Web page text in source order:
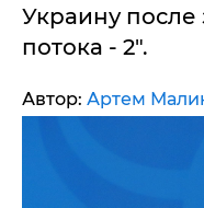
Украину после
потока - 2".
Автор: Артем